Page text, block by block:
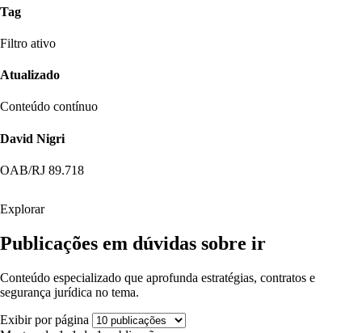
Tag
Filtro ativo
Atualizado
Conteúdo contínuo
David Nigri
OAB/RJ 89.718
Explorar
Publicações em dúvidas sobre ir
Conteúdo especializado que aprofunda estratégias, contratos e
segurança jurídica no tema.
Exibir por página